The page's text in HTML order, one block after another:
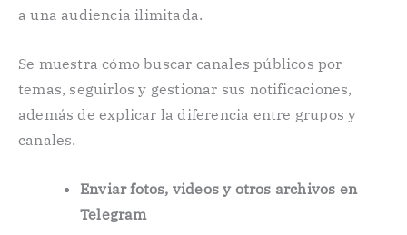
a una audiencia ilimitada.
Se muestra cómo buscar canales públicos por
temas, seguirlos y gestionar sus notificaciones,
además de explicar la diferencia entre grupos y
canales.
Enviar fotos, videos y otros archivos en
Telegram